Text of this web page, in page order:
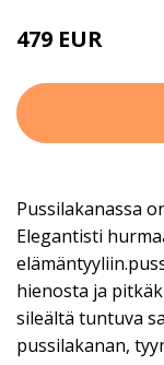
479 EUR
Pussilakanassa
Elegantisti
hienosta ja
sileältä tuntuva
pussilakanan,